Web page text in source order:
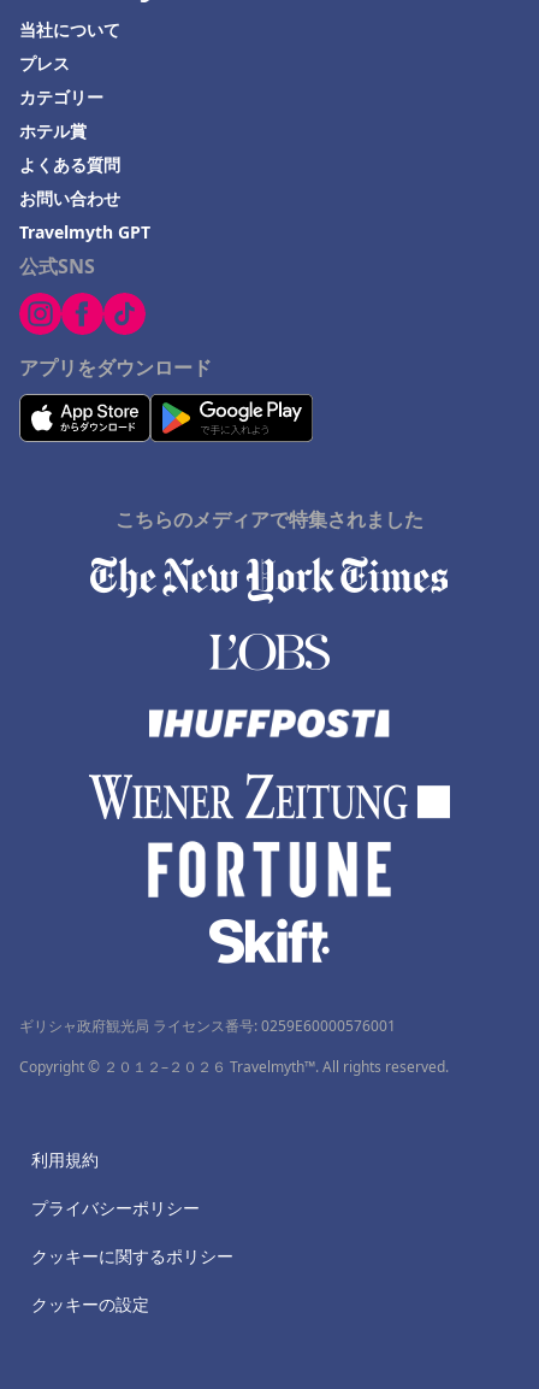
公式SNS
アプリをダウンロード
当社について
プレス
カテゴリー
ホテル賞
よくある質問
お問い合わせ
Travelmyth GPT
こちらのメディアで特集されました
ギリシャ政府観光局 ライセンス番号: 0259Ε60000576001
Copyright © ２０１２–２０２６ Travelmyth™. All rights reserved.
利用規約
プライバシーポリシー
クッキーに関するポリシー
クッキーの設定